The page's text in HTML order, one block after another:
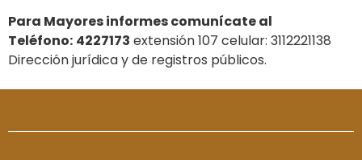
Para Mayores informes comunícate al
Teléfono: 4227173 extensión 107 celular: 3112221138
Dirección jurídica y de registros públicos.